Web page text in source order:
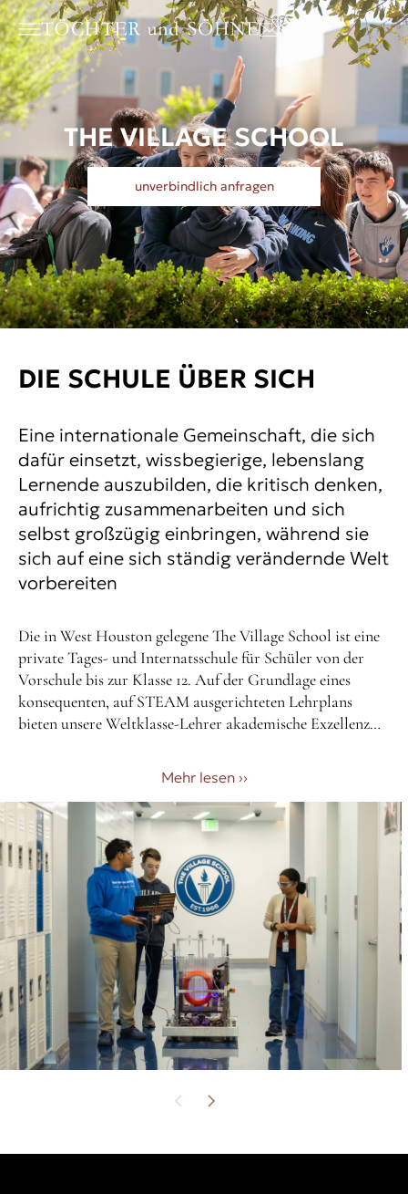
THE VILLAGE SCHOOL
unverbindlich anfragen
DIE SCHULE ÜBER SICH
Eine internationale Gemeinschaft, die sich
dafür einsetzt, wissbegierige, lebenslang
Lernende auszubilden, die kritisch denken,
aufrichtig zusammenarbeiten und sich
selbst großzügig einbringen, während sie
sich auf eine sich ständig verändernde Welt
vorbereiten
Die in West Houston gelegene The Village School ist eine
private Tages- und Internatsschule für Schüler von der
Vorschule bis zur Klasse 12. Auf der Grundlage eines
konsequenten, auf STEAM ausgerichteten Lehrplans
bieten unsere Weltklasse-Lehrer akademische Exzellenz
vernetzte Schülerschaft. Mit unserem Engagement für
soziale Zwecke streben wir danach, kreative,
widerstandsfähige und gewissenhafte Absolventen in
unseren fortschrittlichen Lernumgebungen
hervorzubringen.
Mehr lesen ››